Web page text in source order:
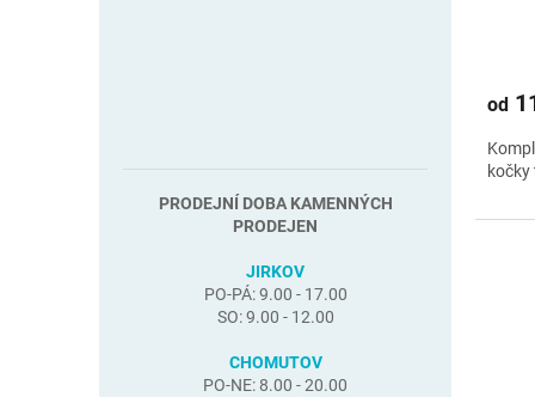
PRODEJNÍ DOBA KAMENNÝCH
PRODEJEN
JIRKOV
PO-PÁ: 9.00 - 17.00
SO: 9.00 - 12.00
CHOMUTOV
PO-NE: 8.00 - 20.00
od